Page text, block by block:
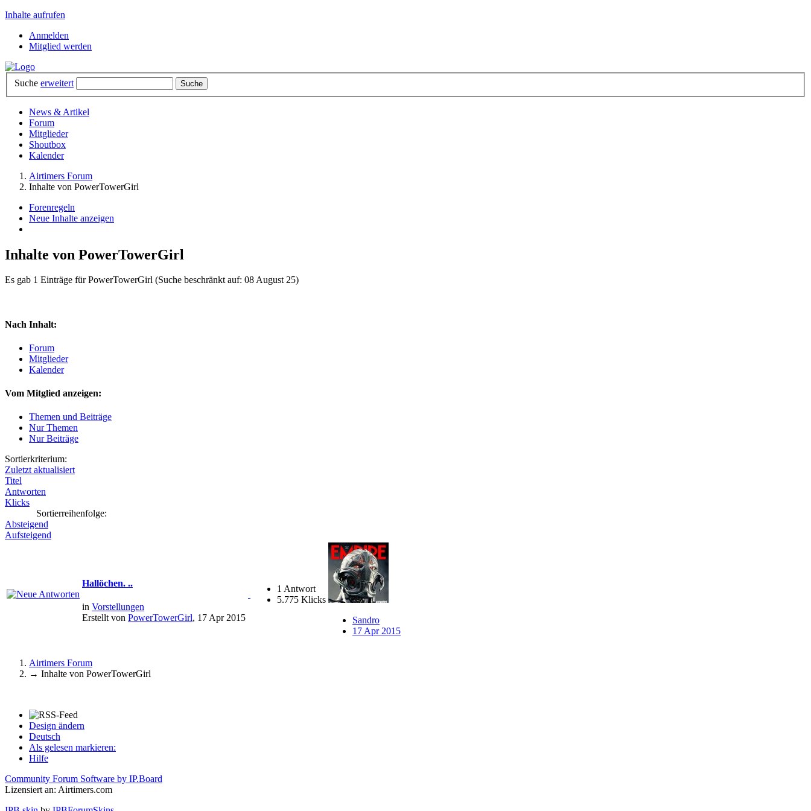
Inhalte aufrufen
Anmelden
Mitglied werden
Suche erweitert
News & Artikel
Forum
Mitglieder
Shoutbox
Kalender
Airtimers Forum
Inhalte von PowerTowerGirl
Forenregeln
Neue Inhalte anzeigen
Inhalte von PowerTowerGirl
Es gab 1 Einträge für PowerTowerGirl (Suche beschränkt auf: 08 August 25)
Nach Inhalt:
Forum
Mitglieder
Kalender
Vom Mitglied anzeigen:
Themen und Beiträge
Nur Themen
Nur Beiträge
Sortierkriterium:
Zuletzt aktualisiert
Titel
Antworten
Klicks
Sortierreihenfolge:
Absteigend
Aufsteigend
Hallöchen. ..
in Vorstellungen
Erstellt von PowerTowerGirl, 17 Apr 2015
1 Antwort
5.775 Klicks
Sandro
17 Apr 2015
Airtimers Forum
→ Inhalte von PowerTowerGirl
Design ändern
Deutsch
Als gelesen markieren:
Hilfe
Community Forum Software by IP.Board
Lizensiert an: Airtimers.com